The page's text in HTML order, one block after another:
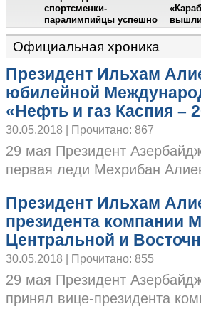
Официальная хроника
Президент Ильхам
юбилейной
«Нефть и газ Каспия –
30.05.2018 | Прочитано: 867
29 мая Президент
первая леди Мехрибан
Президент Ильхам
президента компании
Центральной и
30.05.2018 | Прочитано: 855
29 мая Президент
принял вице-президента